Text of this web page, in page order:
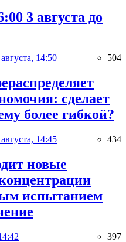
3 августа до
14:50 504
сделает
более гибкой?
14:45 434
новые
испытанием
397